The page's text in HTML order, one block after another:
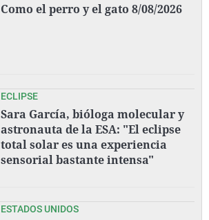
Como el perro y el gato 8/08/2026
ECLIPSE
Sara García, bióloga molecular y
astronauta de la ESA: "El eclipse
total solar es una experiencia
sensorial bastante intensa"
ESTADOS UNIDOS